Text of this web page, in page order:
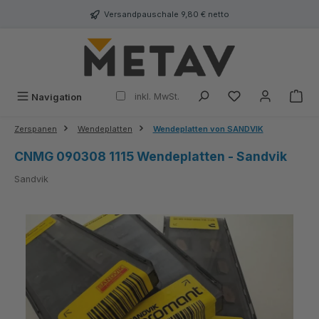
Versandpauschale 9,80 € netto
Navigation inkl. MwSt.
Zerspanen Wendeplatten Wendeplatten von SANDVIK
CNMG 090308 1115 Wendeplatten - Sandvik
Sandvik
Bildergalerie überspringen